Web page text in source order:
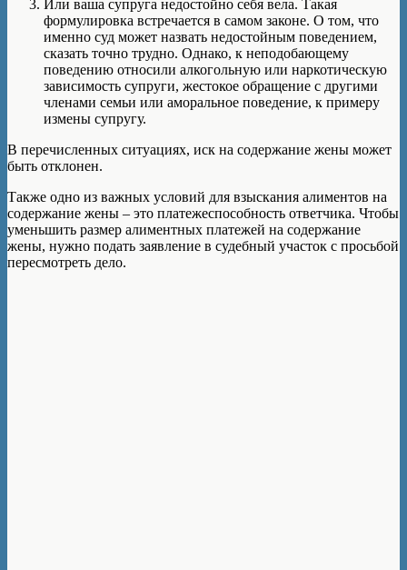
Или ваша супруга недостойно себя вела. Такая
формулировка встречается в самом законе. О том, что
именно суд может назвать недостойным поведением,
сказать точно трудно. Однако, к неподобающему
поведению относили алкогольную или наркотическую
зависимость супруги, жестокое обращение с другими
членами семьи или аморальное поведение, к примеру
измены супругу.
В перечисленных ситуациях, иск на содержание жены может
быть отклонен.
Также одно из важных условий для взыскания алиментов на
содержание жены – это платежеспособность ответчика. Чтобы
уменьшить размер алиментных платежей на содержание
жены, нужно подать заявление в судебный участок с просьбой
пересмотреть дело.